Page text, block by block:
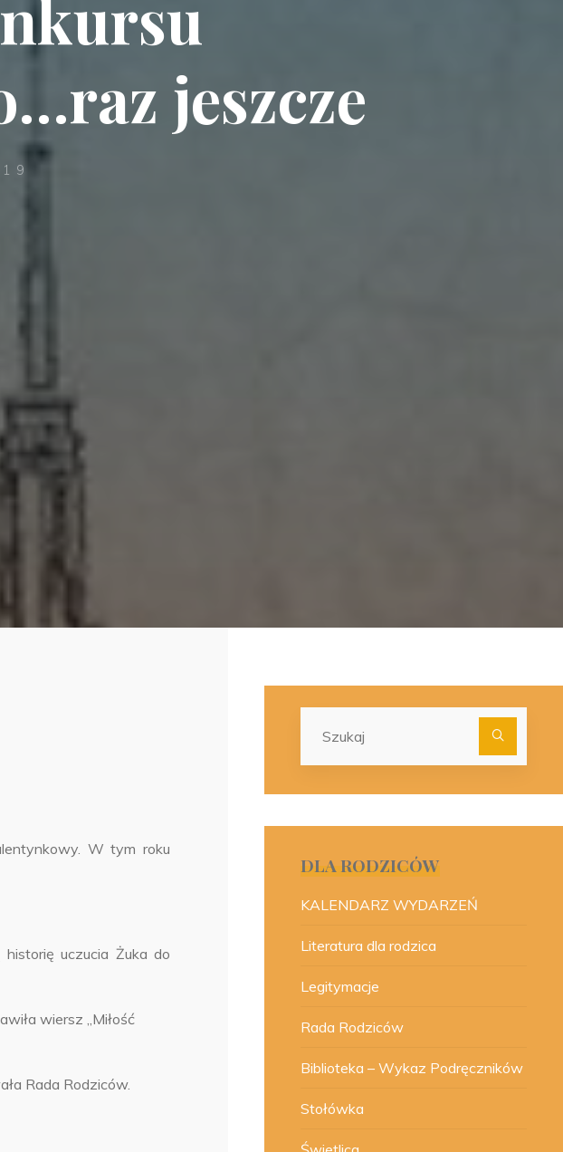
jeszcze
W tym roku
uczucia Żuka do
wiersz „Miłość
Rada Rodziców.
DLA RODZICÓW
KALENDARZ WYDARZEŃ
Literatura dla rodzica
Legitymacje
Rada Rodziców
Biblioteka – Wykaz Podręczników
Stołówka